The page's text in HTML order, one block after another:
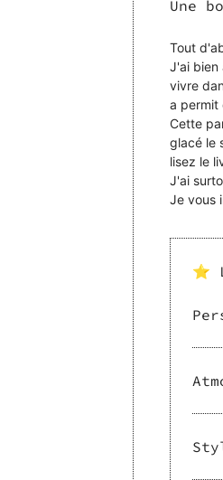
Une
Tout
J'ai bien
vivre
a permit
Cette
glacé le
lisez le
J'ai
Je vous
⭐